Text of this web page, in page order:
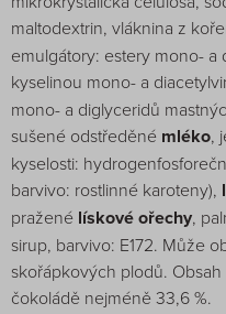
maltodextrin, vláknina z
emulgátory: estery mono-
kyselinou mono- a
mono- a diglyceridů
sušené odstředěné mléko,
kyselosti:
barvivo: rostlinné karoteny),
pražené lískové ořechy,
sirup, barvivo: E172. Může
skořápkových plodů.
čokoládě nejméně 33,6 %.